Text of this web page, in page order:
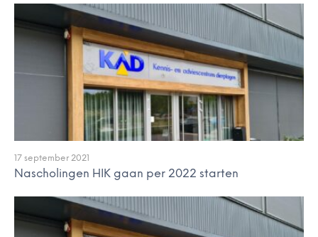
17 september 2021
Nascholingen HIK gaan per 2022 starten